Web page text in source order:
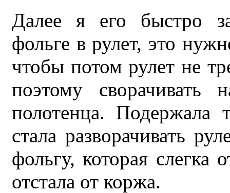
Далее я его быстро
фольге в рулет, это
чтобы потом рулет не
поэтому
полотенца.
стала разворачивать
фольгу, которая слегка
отстала от коржа.